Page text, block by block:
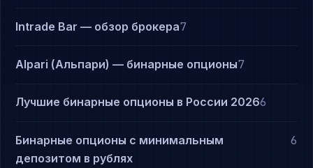
Intrade Bar — обзор брокера7
Alpari (Альпари) — бинарные опционы7
Лучшие бинарные опционы в России 20266
Бинарные опционы с минимальным
депозитом в рублях
6